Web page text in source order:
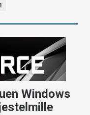
Windows